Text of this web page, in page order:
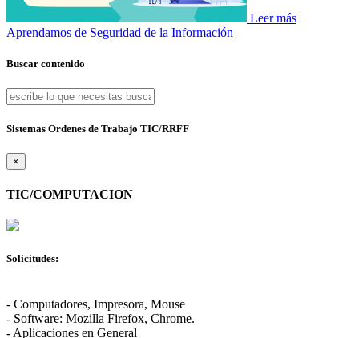
Leer más
Aprendamos de Seguridad de la Información
Buscar contenido
Sistemas Ordenes de Trabajo TIC/RRFF
×
TIC/COMPUTACION
Solicitudes:
- Computadores, Impresora, Mouse
- Software: Mozilla Firefox, Chrome.
- Aplicaciones en General